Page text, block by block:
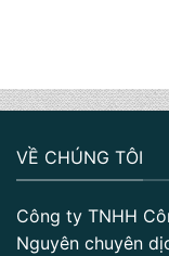
VỀ CHÚNG TÔI
Công ty TNHH
Nguyên chuyên